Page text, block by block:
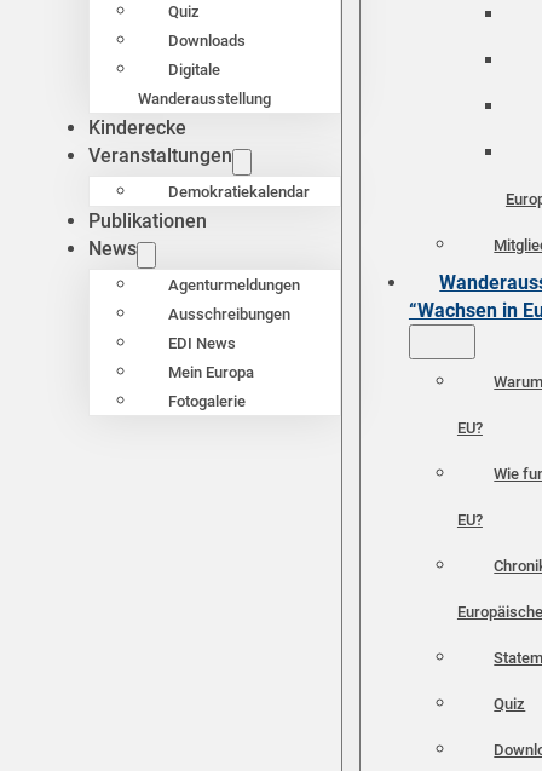
Quiz
Downloads
Digitale
Wanderausstellung
Kinderecke
Veranstaltungen
Demokratiekalendar
Publikationen
News
Agenturmeldungen
Ausschreibungen
EDI News
Mein Europa
Fotogalerie
“Wachsen in
EU?
Wie
EU?
Quiz